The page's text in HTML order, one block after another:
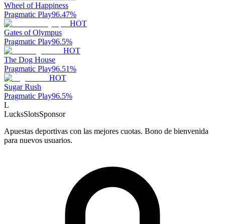
Wheel of Happiness
Pragmatic Play96.47%
HOT
Gates of Olympus
Pragmatic Play96.5%
HOT
The Dog House
Pragmatic Play96.51%
HOT
Sugar Rush
Pragmatic Play96.5%
L
LucksSlotsSponsor
Apuestas deportivas con las mejores cuotas. Bono de bienvenida
para nuevos usuarios.